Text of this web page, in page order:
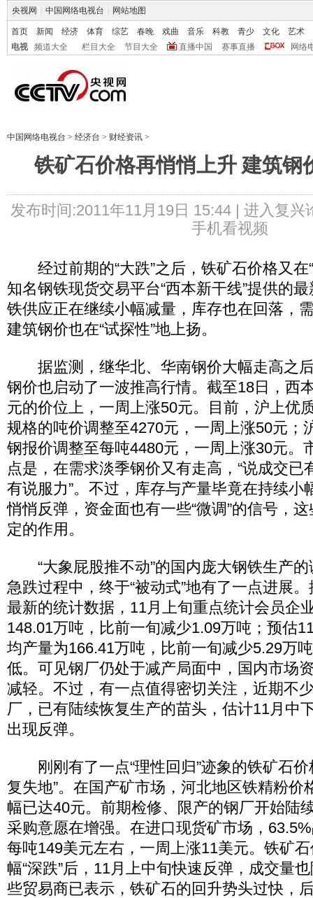
央视网 中国网络电视台 网站地图
首页 新闻 经济 体育 综艺 春晚 戏曲 音乐 科教 青少 文化
艺术
电视
频道大全 栏目大全 节目大全 直播中国 赛事直播 网络
中国网络电视台 > 经济台 > 财经资讯 >
铁矿石价格再悄悄上升 建筑钢
发布时间:2011年11月19日 15:44 | 进入复兴
手机看视频
经过前期的“大跌”之后，铁矿石价格又在
知名钢铁现货交易平台“西本新干线”提供的
铁供应正在继续小幅减量，库存也在回落，
建筑钢价也在“试探性”地上扬。
据监测，继华北、华南钢价大幅走高之
钢价也启动了一波推高行情。截至18日，西
元的价位上，一周上涨50元。目前，沪上优
规格的吨价调整至4270元，一周上涨50元；
钢报价调整至每吨4480元，一周上涨30元。
点是，在需求淡季钢价又有走高，“说成交已
有说服力”。不过，库存与产量毕竟在持续小
悄悄反弹，资金面也有一些“微调”的信号，
定的作用。
“大象屁股推不动”的国内庞大钢铁生产的
急跌过程中，终于“被动式”地有了一点进展
最新的统计数据，11月上旬重点统计会员企
148.01万吨，比前一旬减少1.09万吨；预估
均产量为166.41万吨，比前一旬减少5.29万
低。可见钢厂仍处于减产局面中，国内市场
减轻。不过，有一点值得密切关注，近期不
厂，已有陆续恢复生产的苗头，估计11月中
出现反弹。
刚刚有了一点“理性回归”迹象的铁矿石价
复失地”。在国产矿市场，河北地区铁精粉价
幅已达40元。前期检修、限产的钢厂开始陆
采购意愿在增强。在进口现货矿市场，
每吨149美元左右，一周上涨11美元。铁矿
幅“深跌”后，11月上中旬快速反弹，成交量
些贸易商已表示，铁矿石的回升势头过快，